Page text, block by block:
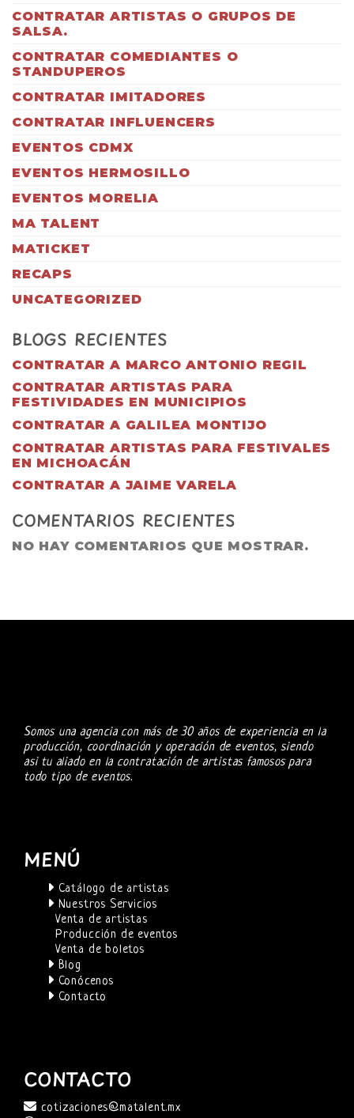
CONTRATAR ARTISTAS O GRUPOS DE
SALSA.
CONTRATAR COMEDIANTES O
STANDUPEROS
CONTRATAR IMITADORES
CONTRATAR INFLUENCERS
EVENTOS CDMX
EVENTOS HERMOSILLO
EVENTOS MORELIA
MA TALENT
MATICKET
RECAPS
UNCATEGORIZED
BLOGS RECIENTES
CONTRATAR A MARCO ANTONIO REGIL
CONTRATAR ARTISTAS PARA
FESTIVIDADES EN MUNICIPIOS
CONTRATAR A GALILEA MONTIJO
CONTRATAR ARTISTAS PARA FESTIVALES
EN MICHOACÁN
CONTRATAR A JAIME VARELA
COMENTARIOS RECIENTES
NO HAY COMENTARIOS QUE MOSTRAR.
Somos una agencia con más de 30 años de experiencia en la
producción, coordinación y operación de eventos, siendo
asi tu aliado en la contratación de artistas famosos para
todo tipo de eventos.
MENÚ
Catálogo de artistas
Nuestros Servicios
Venta de artistas
Producción de eventos
Venta de boletos
Blog
Conócenos
Contacto
CONTACTO
cotizaciones@matalent.mx